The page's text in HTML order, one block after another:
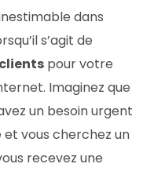
dans
s’agit de
pour votre
Imaginez que
un besoin urgent
vous cherchez un
recevez une